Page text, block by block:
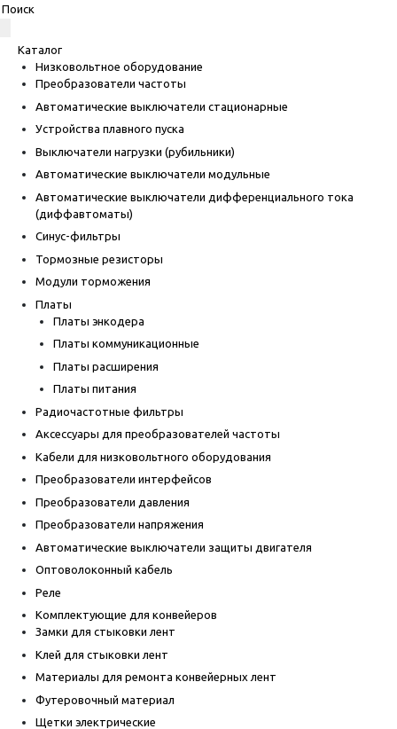
Каталог
Низковольтное оборудование
Преобразователи частоты
Автоматические выключатели стационарные
Устройства плавного пуска
Выключатели нагрузки (рубильники)
Автоматические выключатели модульные
Автоматические выключатели дифференциального тока
(диффавтоматы)
Синус-фильтры
Тормозные резисторы
Модули торможения
Платы
Платы энкодера
Платы коммуникационные
Платы расширения
Платы питания
Радиочастотные фильтры
Аксессуары для преобразователей частоты
Кабели для низковольтного оборудования
Преобразователи интерфейсов
Преобразователи давления
Преобразователи напряжения
Автоматические выключатели защиты двигателя
Оптоволоконный кабель
Реле
Комплектующие для конвейеров
Замки для стыковки лент
Клей для стыковки лент
Материалы для ремонта конвейерных лент
Футеровочный материал
Щетки электрические